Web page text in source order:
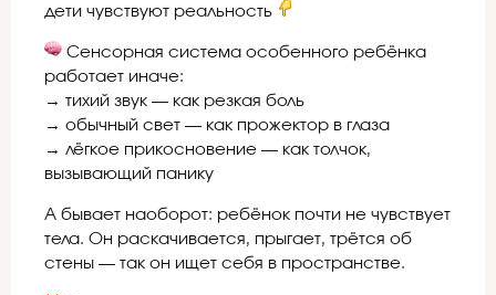
дети чувствуют реальность
Сенсорная система особенного ребёнка
работает иначе:
→ тихий звук — как резкая боль
→ обычный свет — как прожектор в глаза
→ лёгкое прикосновение — как толчок,
вызывающий панику
А бывает наоборот: ребёнок почти не чувствует
тела. Он раскачивается, прыгает, трётся об
стены — так он ищет себя в пространстве.